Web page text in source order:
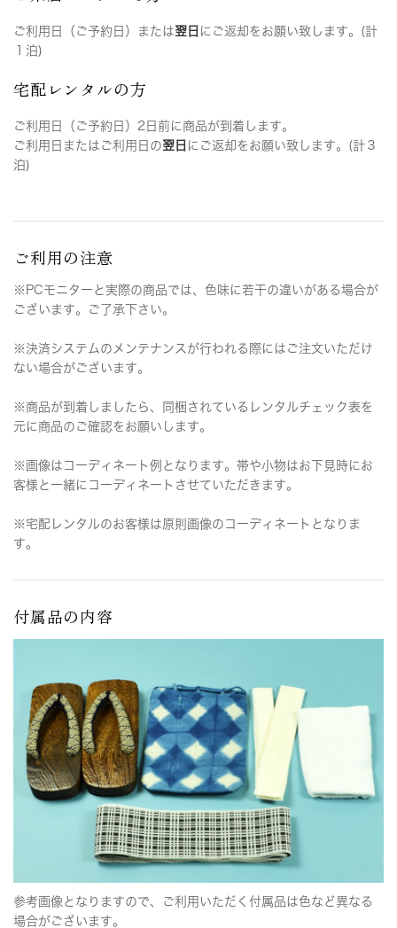
ご利用日（ご予約日）または翌日 にご返却をお願い致します。(計
１泊)
宅配レンタルの方
ご利用日（ご予約日）2日前に商品が到着します。
ご利用日またはご利用日の翌日 にご返却をお願い致します。(計３
泊)
ご利用の注意
※PCモニターと実際の商品では、色味に若干の違いがある場合が
ございます。ご了承下さい。
※決済システムのメンテナンスが行われる際にはご注文いただけ
ない場合がございます。
※商品が到着しましたら、同梱されているレンタルチェック表を
元に商品のご確認をお願いします。
※画像はコーディネート例となります。帯や小物はお下見時にお
客様と一緒にコーディネートさせていただきます。
※宅配レンタルのお客様は原則画像のコーディネートとなりま
す。
付属品の内容
参考画像となりますので、ご利用いただく付属品は色など異なる
場合がございます。